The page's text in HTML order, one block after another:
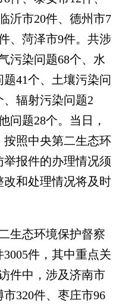
沂市20件、德州市7
、菏泽市9件。共涉
污染问题68个、水
41个、土壤污染问
、辐射污染问题2
问题28个。当日，
按照中央第二生态环
报件的办理情况须
改和处理情况将及时
态环境保护督察
件，其中重点关
件中，涉及济南市
320件、枣庄市96